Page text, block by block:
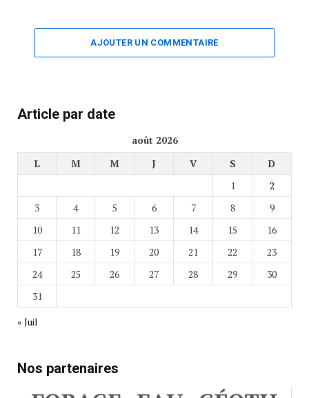
AJOUTER UN COMMENTAIRE
Article par date
août 2026
L
M M J V S
D
1
2
3
4 5 6 7 8
9
10
11 12 13 14 15
16
17
18 19 20 21 22
23
24
25 26 27 28 29
30
31
« Juil
Nos partenaires